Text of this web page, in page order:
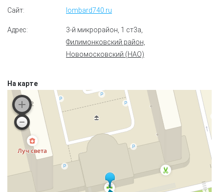
Сайт: lombard740.ru
Адрес: 3-й микрорайон, 1 ст3а
Филимонковский район,
Новомосковский (НАО)
На карте